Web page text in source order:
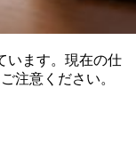
います。現在の仕
注意ください。